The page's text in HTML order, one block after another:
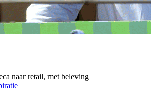
naar retail, met beleving